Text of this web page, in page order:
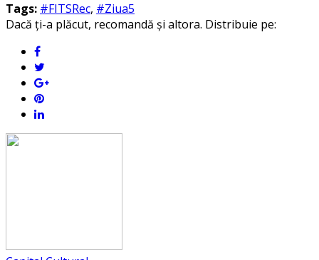
Tags: #FITSRec, #Ziua5
Dacă ți-a plăcut, recomandă și altora. Distribuie pe: